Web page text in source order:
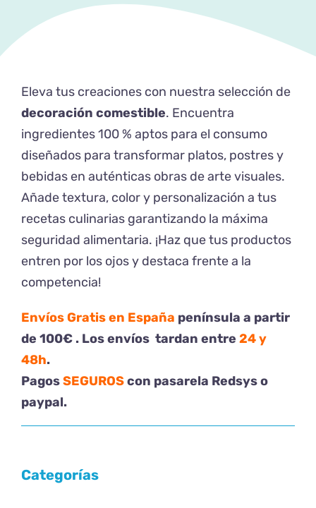
Personaliza y encarga
Eleva tus creaciones con nuestra selección de
decoración comestible. Encuentra
ingredientes 100 % aptos para el consumo
diseñados para transformar platos, postres y
bebidas en auténticas obras de arte visuales.
Añade textura, color y personalización a tus
recetas culinarias garantizando la máxima
seguridad alimentaria. ¡Haz que tus productos
entren por los ojos y destaca frente a la
competencia!
Envíos Gratis en España península a partir
de 100€ . Los envíos tardan entre 24 y
48h.
PagosSEGUROScon pasarela Redsys o
paypal.
Categorías